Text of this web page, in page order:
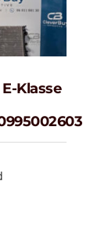
E-
Klasse